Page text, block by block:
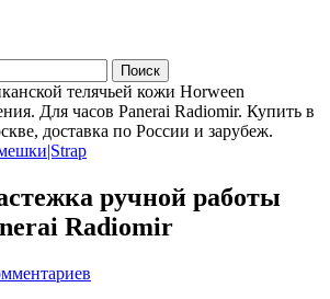
ручной работы
Radiomir